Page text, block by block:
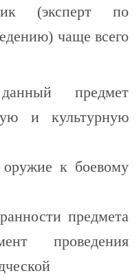
(эксперт по
чаще всего
предмет
и культурную
оружие к боевому
предмета
проведения